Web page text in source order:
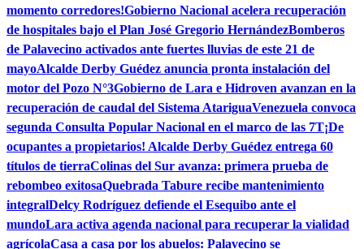
momento corredores!Gobierno Nacional acelera recuperación
de hospitales bajo el Plan José Gregorio HernándezBomberos
de Palavecino activados ante fuertes lluvias de este 21 de
mayoAlcalde Derby Guédez anuncia pronta instalación del
motor del Pozo N°3Gobierno de Lara e Hidroven avanzan en la
recuperación de caudal del Sistema AtariguaVenezuela convoca
segunda Consulta Popular Nacional en el marco de las 7T¡De
ocupantes a propietarios! Alcalde Derby Guédez entrega 60
títulos de tierraColinas del Sur avanza: primera prueba de
rebombeo exitosaQuebrada Tabure recibe mantenimiento
integralDelcy Rodríguez defiende el Esequibo ante el
mundoLara activa agenda nacional para recuperar la vialidad
agrícolaCasa a casa por los abuelos: Palavecino se